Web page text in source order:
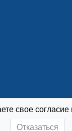
свое согласие
Отказаться